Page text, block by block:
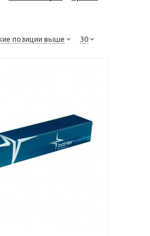
позиции выше 30